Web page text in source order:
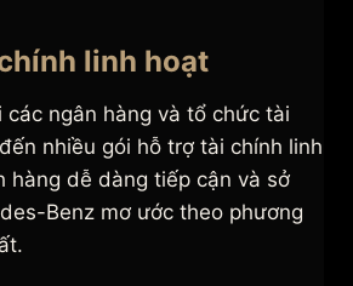
linh hoạt
ngân hàng và tổ chức tài
nhiều gói hỗ trợ tài chính linh
hàng dễ dàng tiếp cận và sở
Benz mơ ước theo phương